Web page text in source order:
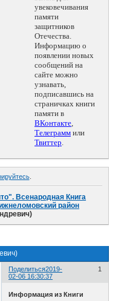
увековечивания
памяти
защитников
Отечества.
Информацию о
появлении новых
сообщений на
сайте можно
узнавать,
подписавшись на
страничках книги
памяти в
ВКонтакте,
Телеграмм или
Твиттер.
.
Всенародная Книга
район
Поделиться 1
2019-
02-06 16:30:37
Информация из Книги